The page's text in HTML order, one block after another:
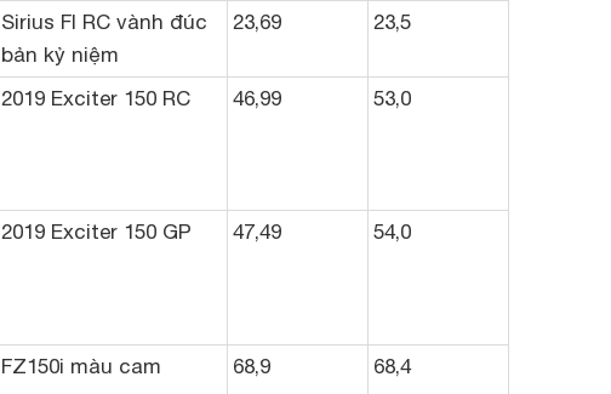
Sirius FI RC vành đúc
bản kỷ niệm
23,69 23,5
2019 Exciter 150 RC 46,99 53,0
2019 Exciter 150 GP 47,49 54,0
FZ150i màu cam 68,9 68,4